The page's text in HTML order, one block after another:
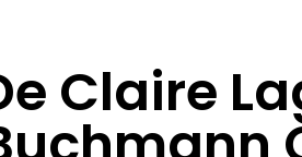
Claire